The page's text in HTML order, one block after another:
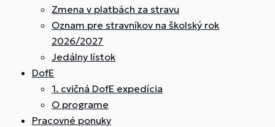
Zmena v platbách za stravu
Oznam pre stravníkov na školský rok
2026/2027
Jedálny lístok
DofE
1. cvičná DofE expedícia
O programe
Pracovné ponuky